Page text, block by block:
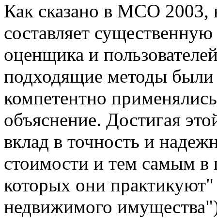
Как сказано в МСО
составляет
оценщика и
подходящие методы
компетентно
объяснение. Достигая
вклад в точность и
стоимости и тем самым в
которых они
недвижимого